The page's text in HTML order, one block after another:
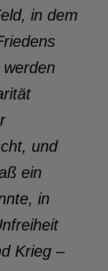
in dem
und
ein
in
Krieg –